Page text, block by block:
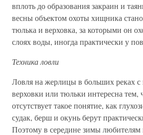
вплоть до образования закраин и
весны объектом охоты хищника
тюлька и верховка, за которыми он
слоях воды, иногда практически у
Техника ловли
Ловля на жерлицы в больших реках с
верховки или тюльки интересна тем,
отсутствует такое понятие, как
судак, берш и окунь берут
Поэтому в середине зимы